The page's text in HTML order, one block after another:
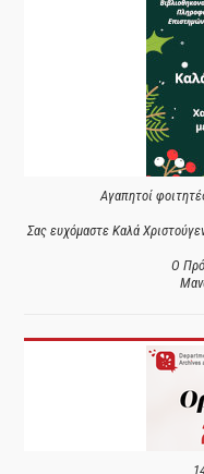
Αγαπητοί
Σας ευχόμαστε Καλά
Ο